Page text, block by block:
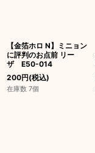
【金箔ホロ N】ミニョン
に評判のお点前 リー
ザ E50-014
200円(税込)
在庫数 7個